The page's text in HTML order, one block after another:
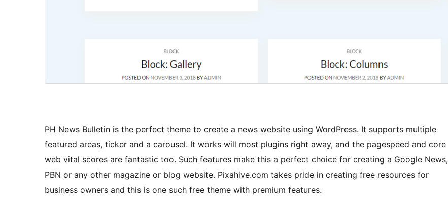
PH News Bulletin is the perfect theme to create a news website using WordPress. It supports multiple
featured areas, ticker and a carousel. It works will most plugins right away, and the pagespeed and core
web vital scores are fantastic too. Such features make this a perfect choice for creating a Google News,
PBN or any other magazine or blog website. Pixahive.com takes pride in creating free resources for
business owners and this is one such free theme with premium features.